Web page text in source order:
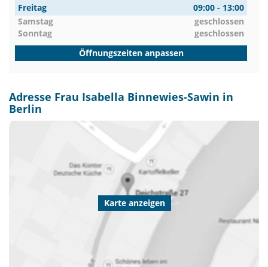
Freitag
09:00 - 13:00
Samstag
geschlossen
Sonntag
geschlossen
Öffnungszeiten anpassen
Adresse Frau Isabella Binnewies-Sawin in
Berlin
Karte anzeigen